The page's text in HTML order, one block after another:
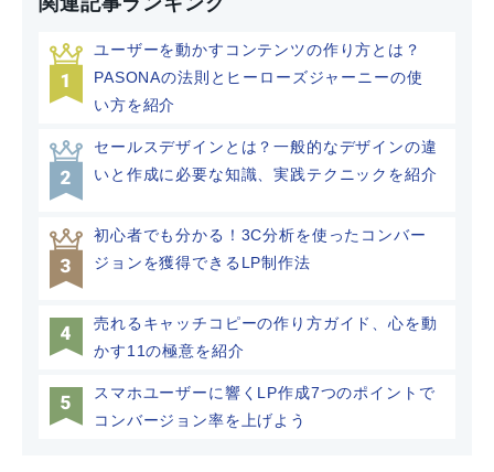
ユーザーを動かすコンテンツの作り方とは？
PASONAの法則とヒーローズジャーニーの使
い方を紹介
セールスデザインとは？一般的なデザインの違
いと作成に必要な知識、実践テクニックを紹介
初心者でも分かる！3C分析を使ったコンバー
ジョンを獲得できるLP制作法
売れるキャッチコピーの作り方ガイド、心を動
かす11の極意を紹介
スマホユーザーに響くLP作成7つのポイントで
コンバージョン率を上げよう